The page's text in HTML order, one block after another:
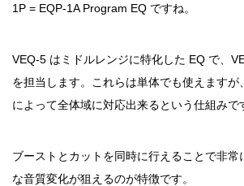
1P = EQP-1A Program EQ ですね。
VEQ-5 はミドルレンジに特化した EQ で、
を担当します。これらは単体でも使えますが
によって全体域に対応出来るという仕組みで
ブーストとカットを同時に行えることで非常
な音質変化が狙えるのが特徴です。